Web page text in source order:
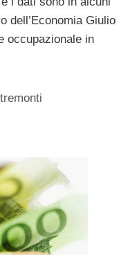
dell’Economia Giulio
occupazionale in
tremonti